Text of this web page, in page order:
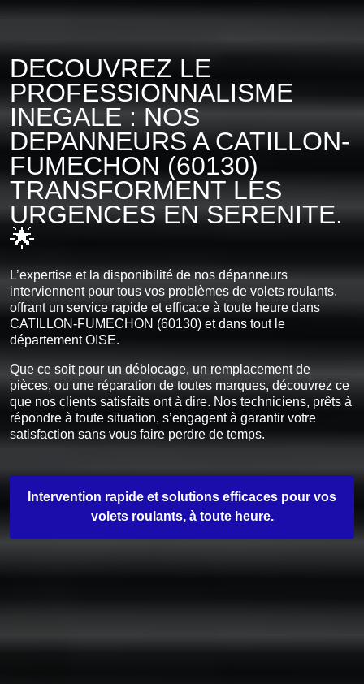
DECOUVREZ LE
PROFESSIONNALISME
INEGALE : NOS
DEPANNEURS A CATILLON-
FUMECHON (60130)
TRANSFORMENT LES
URGENCES EN SERENITE.
🌟
L’expertise et la disponibilité de nos dépanneurs
interviennent pour tous vos problèmes de volets roulants,
offrant un service rapide et efficace à toute heure dans
CATILLON-FUMECHON (60130) et dans tout le
département OISE.
Que ce soit pour un déblocage, un remplacement de
pièces, ou une réparation de toutes marques, découvrez ce
que nos clients satisfaits ont à dire. Nos techniciens, prêts à
répondre à toute situation, s’engagent à garantir votre
satisfaction sans vous faire perdre de temps.
Intervention rapide et solutions efficaces pour vos
volets roulants, à toute heure.